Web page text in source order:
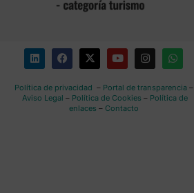
Política de privacidad – Portal de transparencia–
Aviso Legal – Política de Cookies – Política de
enlaces – Contacto